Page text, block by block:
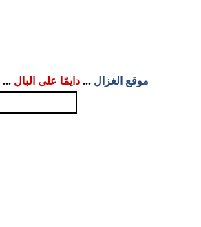
موقع الغزال ... دايمًا على البال ...